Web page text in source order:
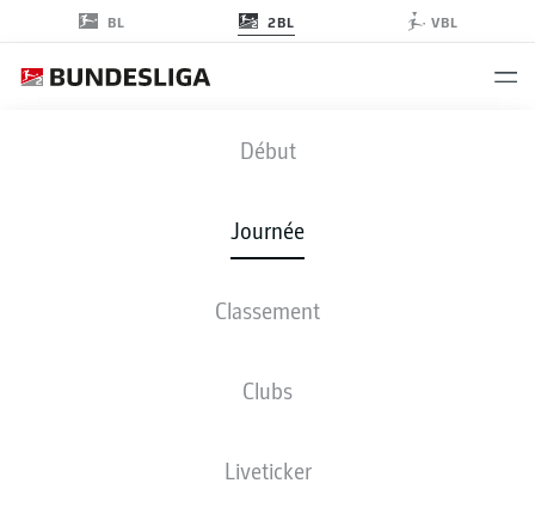
BL 2BL VBL
Début
Journée
Classement
Clubs
Liveticker
FCE - OSN
COMPOSITIONS STATISTIQUES
ven., 04.12.2026 - dim., 06.12.2026